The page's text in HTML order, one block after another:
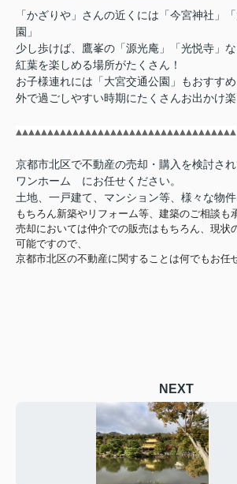
「かざりや」さんの近くには「今宮神社」
園」
少し歩けば、鷹峯の「源光庵」「光悦寺」
紅葉を楽しめる場所がたくさん！
お子様連れには「大宮交通公園」もおすすめ
外で過ごしやすい時期にたくさんお出かけ
▲▲▲▲▲▲▲▲▲▲▲▲▲▲▲▲▲▲▲▲▲▲▲▲▲▲▲▲▲▲▲▲▲▲▲
京都市北区で不動産の売却・購入を検討さ
ワンホーム にお任せください。
土地、一戸建て、マンション等、様々な物件
もちろん新築やリフォーム等、建築のご相談も
売却においては仲介での販売はもちろん、現状
可能ですので、
京都市北区の不動産に関することは何でもお任
NEXT